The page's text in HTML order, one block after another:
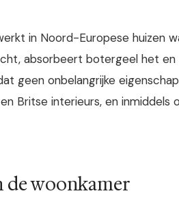
in Noord-Europese huizen
absorbeert botergeel het
geen onbelangrijke
Britse interieurs, en inmiddels
de woonkamer